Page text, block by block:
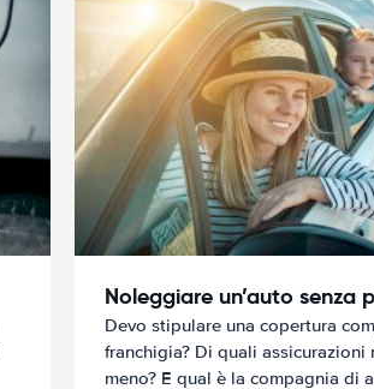
Noleggiare un’auto senza
Devo stipulare una copertura
franchigia? Di quali assicurazioni
meno? E qual è la compagnia di